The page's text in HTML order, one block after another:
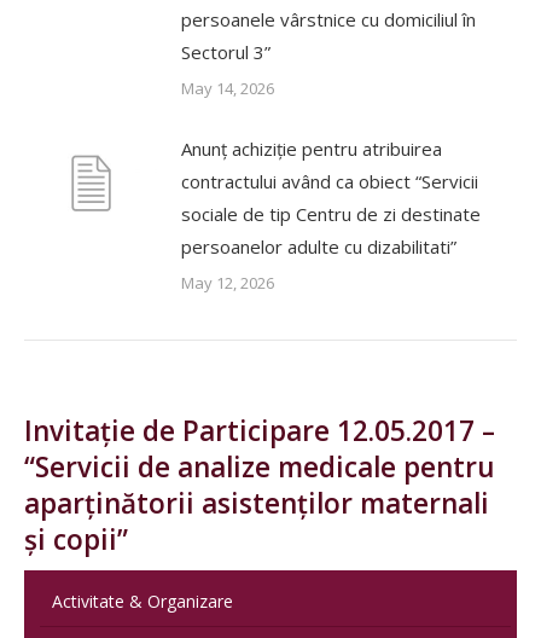
persoanele vârstnice cu domiciliul în
Sectorul 3”
May 14, 2026
Anunț achiziție pentru atribuirea
contractului având ca obiect “Servicii
sociale de tip Centru de zi destinate
persoanelor adulte cu dizabilitati”
May 12, 2026
Invitație de Participare 12.05.2017 –
“Servicii de analize medicale pentru
aparținătorii asistenților maternali
și copii”
Activitate & Organizare